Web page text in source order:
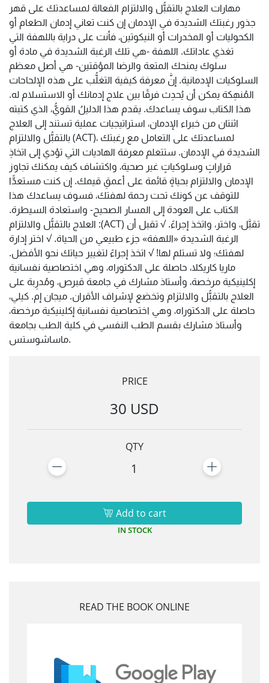
مهارات العلاج بالتقبُّل والالتزام الفعالة لمساعدتك على قهر
جذور رغبتك الشديدة في الإدمان إن كنت تعاني إدمان الطعام أو
الكحوليات أو المخدرات أو النيكوتين، فأنت على دراية باللهفة التي
تغذي عاداتك. اللهفة -هي تلك الرغبة الشديدة في مادة أو
سلوك يمنحك المتعة والرضا المؤقتين- هي أصل معظم
السلوكيات الإدمانية. إنَّ معرفة كيفية التغلُّب على هذه الإلحاحات
المُنهِكة يمكن أن يُحدِث فرقًا بين علاج إدمانك أو الاستسلام له.
هذا الكتاب سوف يساعدك. يقدم هذا الدليلُ القويُّ، الذي كتبته
اثنتان من خبراء الإدمان، استراتيجيات عملية تستند إلى العلاج
بالتقبُّل والالتزام (ACT)، لمساعدتك على التعامل مع رغبتك
الشديدة في الإدمان. ستتعلم معرفة الهاديات التي تؤدي إلى اتخاذِ
قراراتٍ وسلوكياتٍ غير صحية، واكتشاف كيف يمكنك تجاوز
الإدمان والالتزام بحياةٍ قائمة على أعمقِ قيمك. إن كنت مستعدًّا
للتوقف عن كونك تحت رحمة لهفتك، فسوف يساعدك هذا
الكتاب على العودة إلى المسار الصحيح- واستعادة السيطرة.
العلاج بالتقبُّل والالتزام :(ACT) تقبَّل، واختر، واتخذ إجراءً. √ تقبل أن
الرغبة الشديدة «اللهفة» جزء طبيعي من الحياة. √ اختر إدارة
لهفتك؛ ولا تستلم لها! √ اتخذ إجراءً لتغيير حياتك نحو الأفضل.
ماريا كاريكلا، حاصلة على الدكتوراه، وهي اختصاصية نفسانية
إكلينيكية مرخصة، وأستاذ مشارك في جامعة قبرص، ومُدرِبة على
العلاج بالتقبُّل والالتزام وتخضع لإشراف الأقران. ميجان إم. كيلي،
حاصلة على الدكتوراه، وهي اختصاصية نفسانية إكلينيكية مرخصة،
وأستاذ مشارك بقسم الطب النفسي في كلية الطب بجامعة
ماساشوستس.
PRICE
30 USD
QTY
1
Add to cart
IN STOCK
READ THE BOOK ONLINE